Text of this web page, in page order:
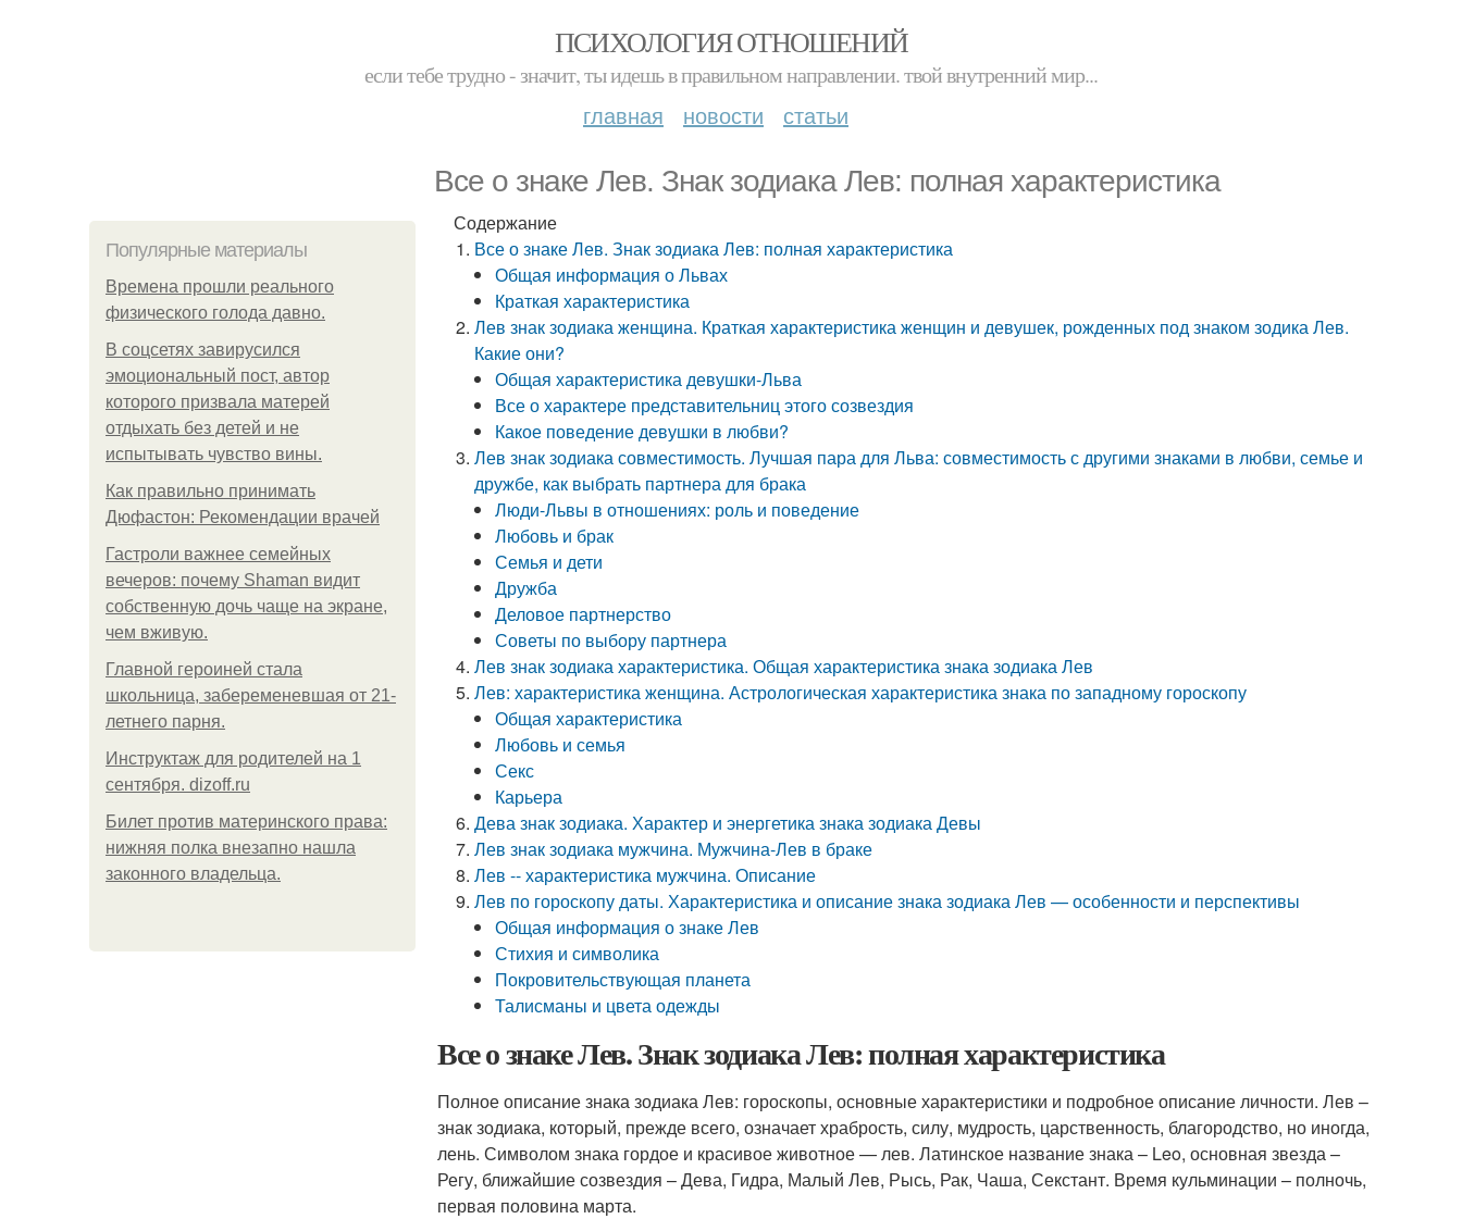
ПСИХОЛОГИЯ ОТНОШЕНИЙ
если тебе трудно - значит, ты идешь в правильном направлении. твой внутренний мир...
главная новости статьи
Все о знаке Лев. Знак зодиака Лев: полная характеристика
Популярные материалы
Bpeмена прошли реального
физического голода давно.
В соцсетях завирусился
эмоциональный пост, автор
которого призвала матерей
отдыхать без детей и не
испытывать чувство вины.
Как правильно принимать
Дюфастон: Рекомендации врачей
Гастроли важнее семейных
вечеров: почему Shaman видит
собственную дочь чаще на экране,
чем вживую.
Главной героиней стала
школьница, забеременевшая от 21-
летнего парня.
Инструктаж для родителей на 1
сентября. dizoff.ru
Билет против материнского права:
нижняя полка внезапно нашла
законного владельца.
Содержание
Все о знаке Лев. Знак зодиака Лев: полная характеристика
Общая информация о Львах
Краткая характеристика
Лев знак зодиака женщина. Краткая характеристика женщин и девушек, рожденных под знаком зодика Лев.
Какие они?
Общая характеристика девушки-Льва
Все о характере представительниц этого созвездия
Какое поведение девушки в любви?
Лев знак зодиака совместимость. Лучшая пара для Льва: совместимость с другими знаками в любви, семье и
дружбе, как выбрать партнера для брака
Люди-Львы в отношениях: роль и поведение
Любовь и брак
Семья и дети
Дружба
Деловое партнерство
Советы по выбору партнера
Лев знак зодиака характеристика. Общая характеристика знака зодиака Лев
Лев: характеристика женщина. Астрологическая характеристика знака по западному гороскопу
Общая характеристика
Любовь и семья
Секс
Карьера
Дева знак зодиака. Характер и энергетика знака зодиака Девы
Лев знак зодиака мужчина. Мужчина-Лев в браке
Лев -- характеристика мужчина. Описание
Лев по гороскопу даты. Характеристика и описание знака зодиака Лев — особенности и перспективы
Общая информация о знаке Лев
Стихия и символика
Покровительствующая планета
Талисманы и цвета одежды
Все о знаке Лев. Знак зодиака Лев: полная характеристика
Полное описание знака зодиака Лев: гороскопы, основные характеристики и подробное описание личности. Лев –
знак зодиака, который, прежде всего, означает храбрость, силу, мудрость, царственность, благородство, но иногда,
лень. Символом знака гордое и красивое животное — лев. Латинское название знака – Leo, основная звезда –
Регу, ближайшие созвездия – Дева, Гидра, Малый Лев, Рысь, Рак, Чаша, Секстант. Время кульминации – полночь,
первая половина марта.